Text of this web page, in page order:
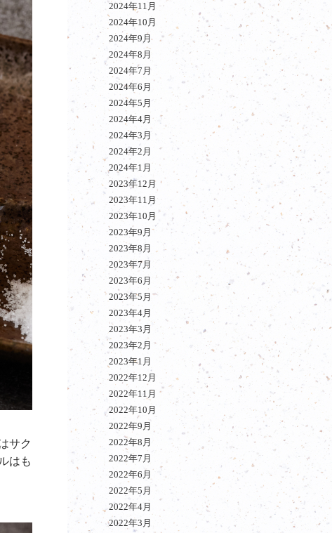
サク
はも
2024年11月
2024年10月
2024年9月
2024年8月
2024年7月
2024年6月
2024年5月
2024年4月
2024年3月
2024年2月
2024年1月
2023年12月
2023年11月
2023年10月
2023年9月
2023年8月
2023年7月
2023年6月
2023年5月
2023年4月
2023年3月
2023年2月
2023年1月
2022年12月
2022年11月
2022年10月
2022年9月
2022年8月
2022年7月
2022年6月
2022年5月
2022年4月
2022年3月